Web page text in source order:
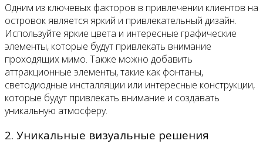
Одним из ключевых факторов в привлечении клиентов на
островок является яркий и привлекательный дизайн.
Используйте яркие цвета и интересные графические
элементы, которые будут привлекать внимание
проходящих мимо. Также можно добавить
аттракционные элементы, такие как фонтаны,
светодиодные инсталляции или интересные конструкции,
которые будут привлекать внимание и создавать
уникальную атмосферу.
2. Уникальные визуальные решения